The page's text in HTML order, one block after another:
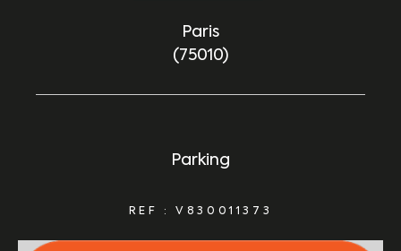
Paris
(75010)
Parking
REF : V830011373